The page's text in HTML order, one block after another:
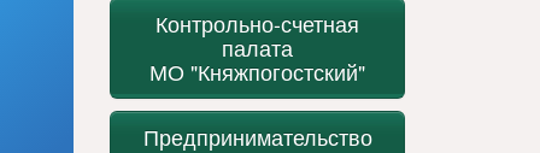
Контрольно-счетная
палата
МО "Княжпогостский"
Предпринимательство